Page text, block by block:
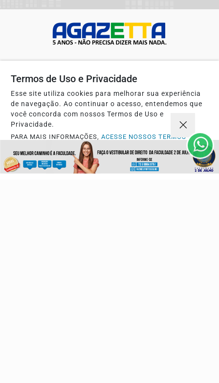
Navegue
Início
Opinião
Mundo
Sociedade
Ciência & Tecnologia
Educação
Política
Economia
Termos de Uso e Privacidade
Esse site utiliza cookies para melhorar sua experiência
de navegação. Ao continuar o acesso, entendemos que
você concorda com nossos Termos de Uso e
Privacidade.
PARA MAIS INFORMAÇÕES,ACESSE NOSSOS TERMOS
PROSSEGUIR